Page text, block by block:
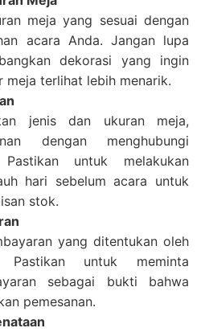
meja yang sesuai dengan
acara Anda. Jangan lupa
dekorasi yang ingin
meja terlihat lebih menarik.
jenis dan ukuran meja,
dengan menghubungi
untuk melakukan
hari sebelum acara untuk
stok.
yang ditentukan oleh
Pastikan untuk meminta
sebagai bukti bahwa
pemesanan.